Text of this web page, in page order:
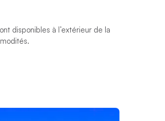
disponibles à l’extérieur de la